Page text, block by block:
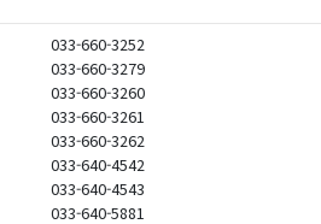
033-660-3252
033-660-3279
033-660-3260
033-660-3261
033-660-3262
033-640-4542
033-640-4543
033-640-5881